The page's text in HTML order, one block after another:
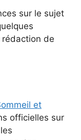
sur le sujet
de
et
officielles sur